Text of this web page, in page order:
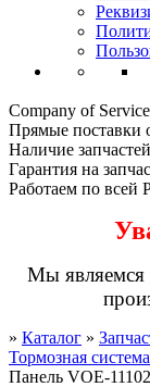
Company of
Прямые поставки
Наличие
Гарантия на
Работаем по всей
Мы являемся
» Каталог »
Тормозная
Панель VOE-